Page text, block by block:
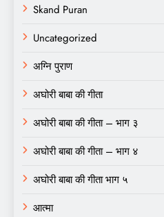
Skand Puran
Uncategorized
अग्नि पुराण
अघोरी बाबा की गीता
अघोरी बाबा की गीता – भाग ३
अघोरी बाबा की गीता – भाग ४
अघोरी बाबा की गीता भाग ५
आत्मा